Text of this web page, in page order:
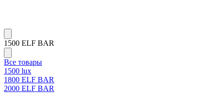
1500 ELF BAR
Все товары
1500 lux
1800 ELF BAR
2000 ELF BAR